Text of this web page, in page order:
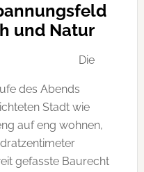
und Natur
Die
des Abends
Stadt wie
auf eng wohnen,
gefasste Baurecht